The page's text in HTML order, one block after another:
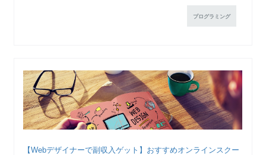
プログラミング
【Webデザイナーで副収入ゲット】おすすめオンラインスクー